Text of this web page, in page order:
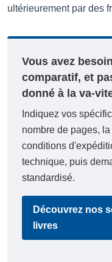
ultérieurement par des
Vous avez
comparatif, et
donné à la va-
Indiquez vos
nombre de pages,
conditions
technique, puis
standardisé.
Découvrez nos
livres